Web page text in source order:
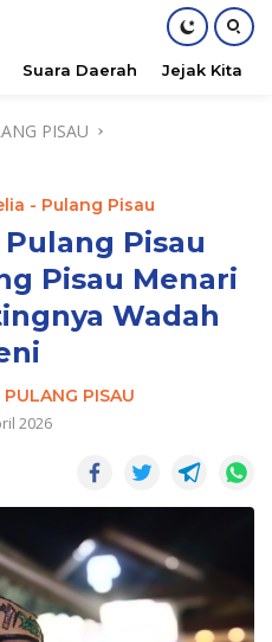
Suara Daerah Jejak Kita
PISAU
- Pulang Pisau
Pisau
Pisau Menari
Wadah
PULANG PISAU
2026